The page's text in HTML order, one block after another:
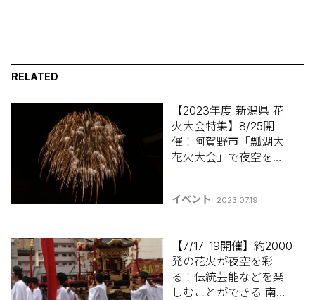
RELATED
【2023年度 新潟県 花
火大会特集】8/25開
催！阿賀野市「瓢湖大
花火大会」で夜空を彩
イベント 2023.07.19
【7/17-19開催】約2000
発の花火が夜空を彩
る！伝統芸能などを楽
しむことができる 南魚